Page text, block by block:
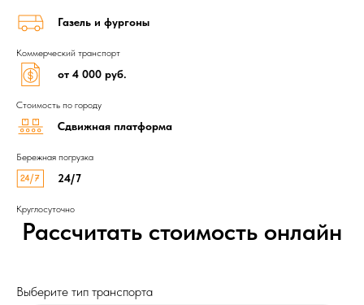
Газель и фургоны
Коммерческий транспорт
от 4 000 руб.
Стоимость по городу
Сдвижная платформа
Бережная погрузка
24/7
Круглосуточно
Рассчитать стоимость онлайн
Выберите тип транспорта